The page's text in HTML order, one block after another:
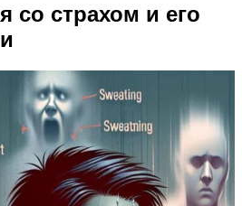
со страхом и его